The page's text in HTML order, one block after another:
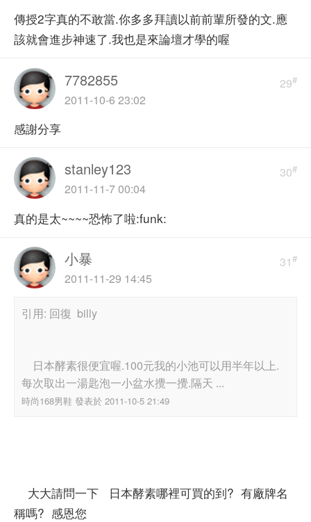
傳授2字真的不敢當.你多多拜讀以前前輩所發的文.應
該就會進步神速了.我也是來論壇才學的喔
29#
7782855
2011-10-6 23:02
感謝分享
30#
stanley123
2011-11-7 00:04
真的是太~~~~恐怖了啦:funk:
31#
小暴
2011-11-29 14:45
引用: 回復 billy
日本酵素很便宜喔.100元我的小池可以用半年以上.
每次取出一湯匙泡一小盆水攪一攪.隔天 ...
時尚168男鞋 發表於 2011-10-5 21:49
大大請問一下 日本酵素哪裡可買的到? 有廠牌名
稱嗎? 感恩您